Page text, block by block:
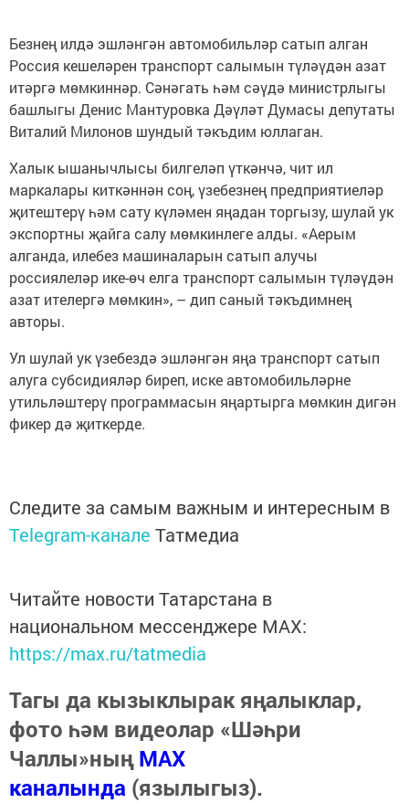
Безнең илдә эшләнгән автомобильләр сатып алган
Россия кешеләрен транспорт салымын түләүдән азат
итәргә мөмкиннәр. Сәнәгать һәм сәүдә министрлыгы
башлыгы Денис Мантуровка Дәүләт Думасы депутаты
Виталий Милонов шундый тәкъдим юллаган.
Халык ышанычлысы билгеләп үткәнчә, чит ил
маркалары киткәннән соң, үзебезнең предприятиеләр
җитештерү һәм сату күләмен яңадан торгызу, шулай ук
экспортны җайга салу мөмкинлеге алды. «Аерым
алганда, илебез машиналарын сатып алучы
россиялеләр ике-өч елга транспорт салымын түләүдән
азат ителергә мөмкин», – дип саный тәкъдимнең
авторы.
Ул шулай ук үзебездә эшләнгән яңа транспорт сатып
алуга субсидияләр биреп, иске автомобильләрне
утильләштерү программасын яңартырга мөмкин дигән
фикер дә җиткерде.
Следите за самым важным и интересным в
Telegram-канале Татмедиа
Читайте новости Татарстана в
национальном мессенджере MАХ:
https://max.ru/tatmedia
Тагы да кызыклырак яңалыклар,
фото һәм видеолар «Шәһри
Чаллы»ныңMAX
каналында (язылыгыз).